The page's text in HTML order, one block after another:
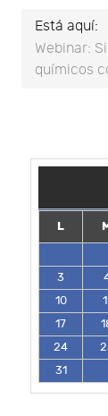
Está aquí:
Webinar:
químicos
L
3
10
17
24
31